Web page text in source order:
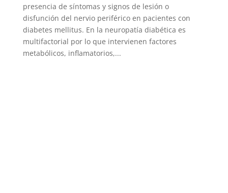
presencia de síntomas y signos de lesión o
disfunción del nervio periférico en pacientes con
diabetes mellitus. En la neuropatía diabética es
multifactorial por lo que intervienen factores
metabólicos, inflamatorios,...